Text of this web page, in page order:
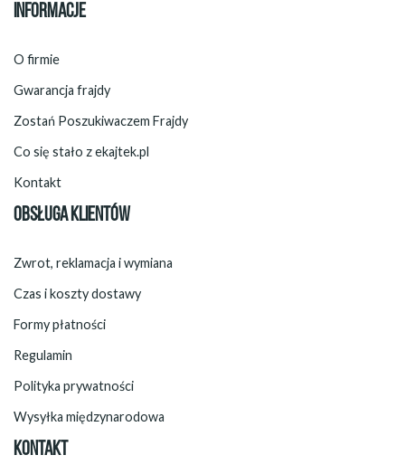
INFORMACJE
O firmie
Gwarancja frajdy
Zostań Poszukiwaczem Frajdy
Co się stało z ekajtek.pl
Kontakt
OBSŁUGA KLIENTÓW
Zwrot, reklamacja i wymiana
Czas i koszty dostawy
Formy płatności
Regulamin
Polityka prywatności
Wysyłka międzynarodowa
KONTAKT